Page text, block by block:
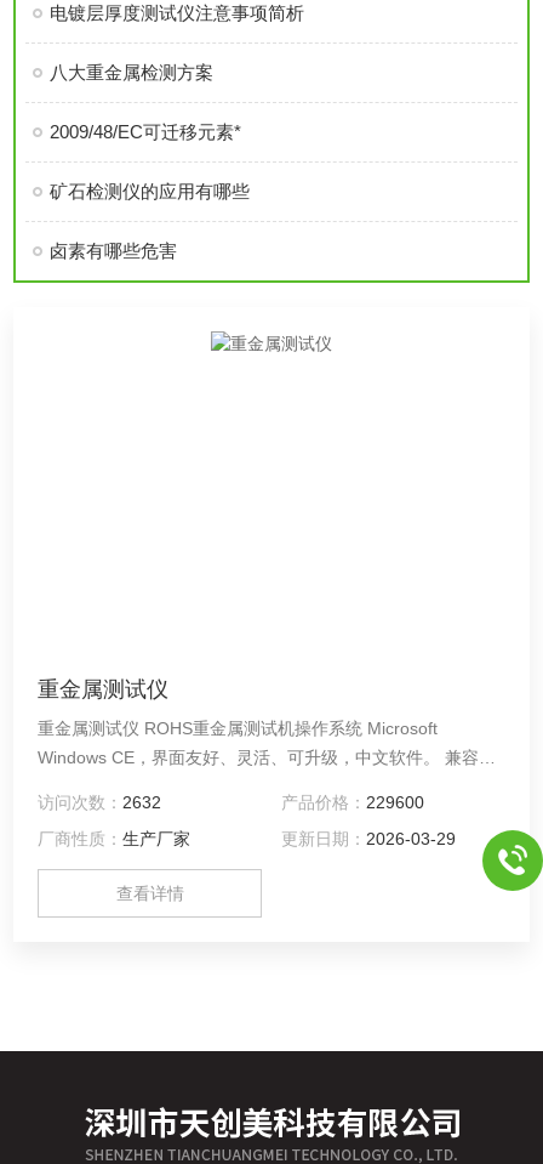
电镀层厚度测试仪注意事项简析
八大重金属检测方案
2009/48/EC可迁移元素*
矿石检测仪的应用有哪些
卤素有哪些危害
重金属测试仪
重金属测试仪 ROHS重金属测试机操作系统 Microsoft
Windows CE，界面友好、灵活、可升级，中文软件。 兼容性
使仪器具有两倍的计数率，从而具有更快的检测速度和更好的
性。
访问次数： 2632 产品价格： 229600
厂商性质：生产厂家 更新日期： 2026-03-29
查看详情